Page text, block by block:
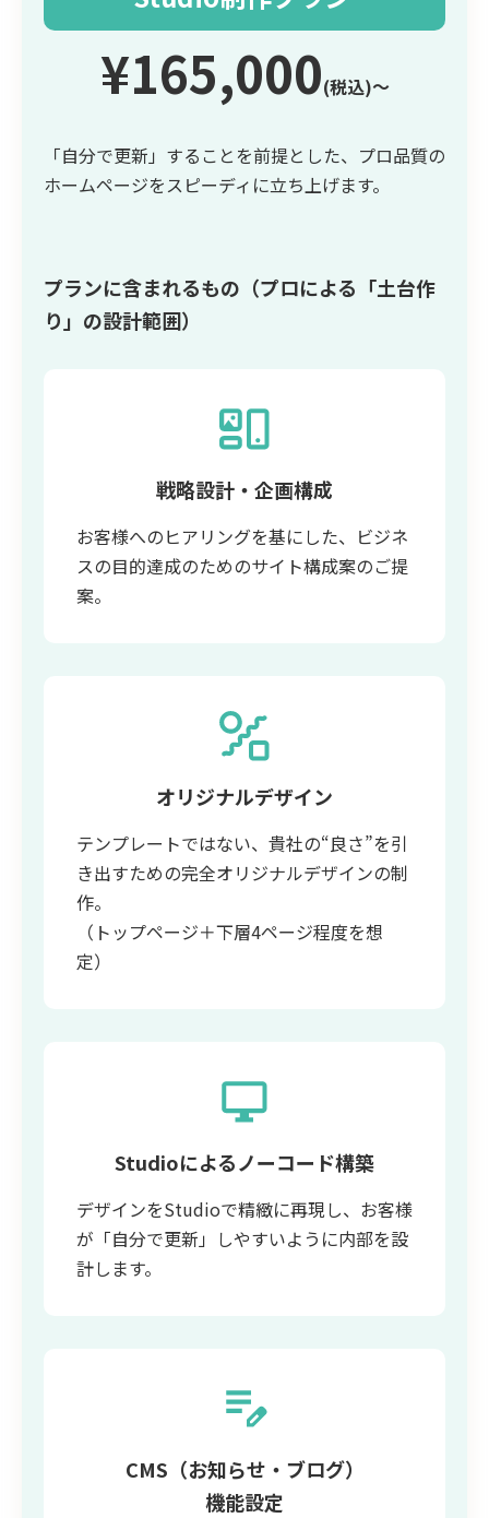
¥165,000(税込)〜
「自分で更新」することを前提とした、プロ品質の
ホームページをスピーディに立ち上げます。
プランに含まれるもの（プロによる「土台作
り」の設計範囲）
戦略設計・企画構成
お客様へのヒアリングを基にした、ビジネ
スの目的達成のためのサイト構成案のご提
案。
オリジナルデザイン
テンプレートではない、貴社の“良さ”を引
き出すための完全オリジナルデザインの制
作。
（トップページ＋下層4ページ程度を想
定）
Studioによるノーコード構築
デザインをStudioで精緻に再現し、お客様
が「自分で更新」しやすいように内部を設
計します。
CMS（お知らせ・ブログ）
機能設定